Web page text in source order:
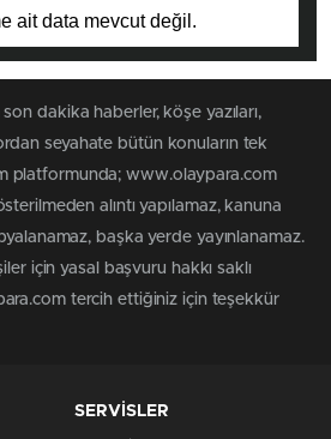
ait data mevcut değil.
dakika haberler, köşe yazıları,
seyahate bütün konuların tek
platformunda; www.olaypara.com
alıntı yapılamaz, kanuna
başka yerde yayınlanamaz.
için yasal başvuru hakkı saklı
tercih ettiğiniz için teşekkür
SERVİSLER